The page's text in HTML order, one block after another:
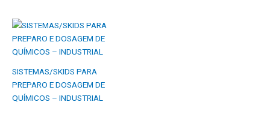
SISTEMAS/SKIDS PARA
PREPARO E DOSAGEM DE
QUÍMICOS – INDUSTRIAL